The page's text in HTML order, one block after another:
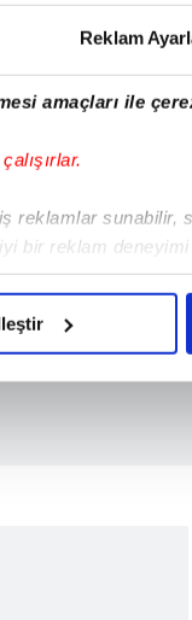
Reklam
amaçları ile
sunabilir,
bir reklam
ve bu noktada,